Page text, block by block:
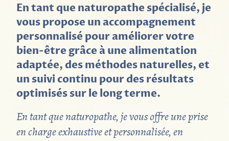
En tant que naturopathe spécialisé, je
vous propose un accompagnement
personnalisé pour améliorer votre
bien-être grâce à une alimentation
adaptée, des méthodes naturelles, et
un suivi continu pour des résultats
optimisés sur le long terme.
En tant que naturopathe, je vous offre une prise
en charge exhaustive et personnalisée, en